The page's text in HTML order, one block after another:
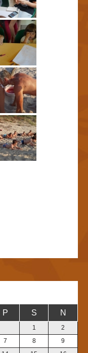
P S N
1
2
7 8
9